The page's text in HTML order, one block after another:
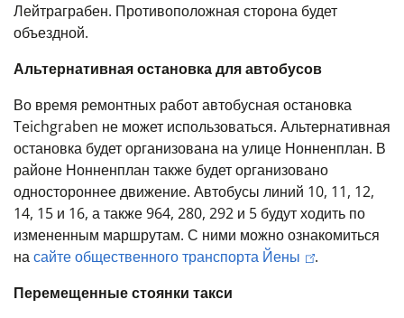
Лейтраграбен. Противоположная сторона будет
объездной.
Альтернативная остановка для автобусов
Во время ремонтных работ автобусная остановка
Teichgraben не может использоваться. Альтернативная
остановка будет организована на улице Нонненплан. В
районе Нонненплан также будет организовано
одностороннее движение. Автобусы линий 10, 11, 12,
14, 15 и 16, а также964, 280, 292 и 5 будут ходить по
измененным маршрутам. С ними можно ознакомиться
насайте общественного транспорта Йены
.
Перемещенные стоянки такси